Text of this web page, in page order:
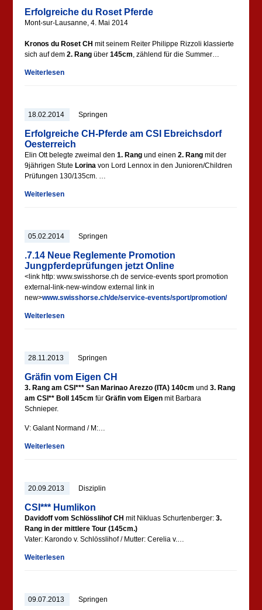
Erfolgreiche du Roset Pferde
Mont-sur-Lausanne, 4. Mai 2014
Kronos du Roset CH mit seinem Reiter Philippe Rizzoli klassierte
sich auf dem2. Rang über145cm, zählend für die Summer…
Weiterlesen
18.02.2014 Springen
Erfolgreiche CH-Pferde am CSI Ebreichsdorf
Oesterreich
Elin Ott belegte zweimal den1. Rang und einen2. Rang mit der
9jährigen Stute Lorina von Lord Lennox in den Junioren/Children
Prüfungen 130/135cm. …
Weiterlesen
05.02.2014 Springen
.7.14 Neue Reglemente Promotion
Jungpferdeprüfungen jetzt Online
<link http: www.swisshorse.ch de service-events sport promotion
external-link-new-window external link in
new>www.swisshorse.ch/de/service-events/sport/promotion/
Weiterlesen
28.11.2013 Springen
Gräfin vom Eigen CH
3. Rang am CSI*** San Marinao Arezzo (ITA) 140cmund 3. Rang
am CSI** Boll 145cmfür Gräfin vom Eigen mit Barbara
Schnieper.
V: Galant Normand / M:…
Weiterlesen
20.09.2013 Disziplin
CSI*** Humlikon
Davidoff vom Schlösslihof CH mit Nikluas Schurtenberger:3.
Rang in der mittlere Tour (145cm.)
Vater: Karondo v. Schlösslihof / Mutter: Cerelia v.…
Weiterlesen
09.07.2013 Springen